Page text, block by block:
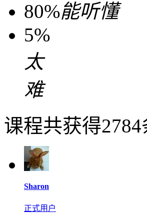
80%能听懂
5%
太
难
课程共获得
Sharon
正式用户